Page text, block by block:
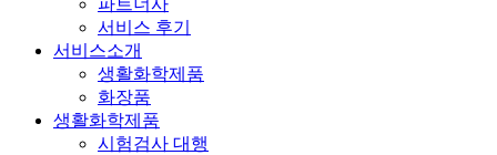
서비스 후기
서비스소개
생활화학제품
화장품
생활화학제품
시험검사 대행